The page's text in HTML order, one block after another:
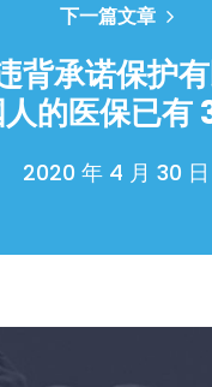
首页
Shop
Take Back the
与我们合作
您的派对
下一篇文章
背承诺保护
的医保已有
2020 年 4 月 30 日